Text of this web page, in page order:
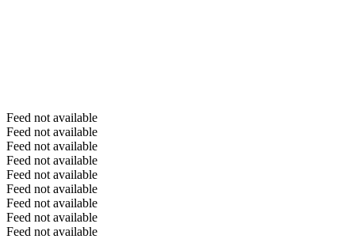
Feed not available
Feed not available
Feed not available
Feed not available
Feed not available
Feed not available
Feed not available
Feed not available
Feed not available